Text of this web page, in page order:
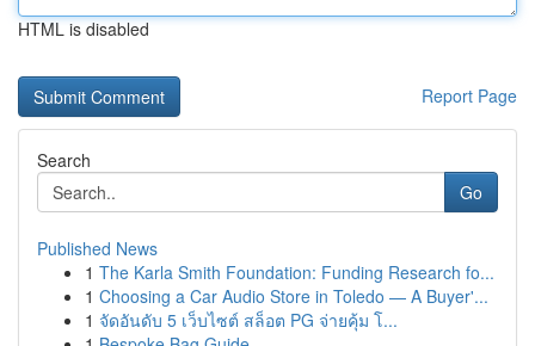
HTML is disabled
Report Page
Search
Go
Published News
1 The Karla Smith Foundation: Funding Research fo...
1 Choosing a Car Audio Store in Toledo — A Buyer'...
1 จัดอันดับ 5 เว็บไซต์ สล็อต PG จ่ายคุ้ม โ...